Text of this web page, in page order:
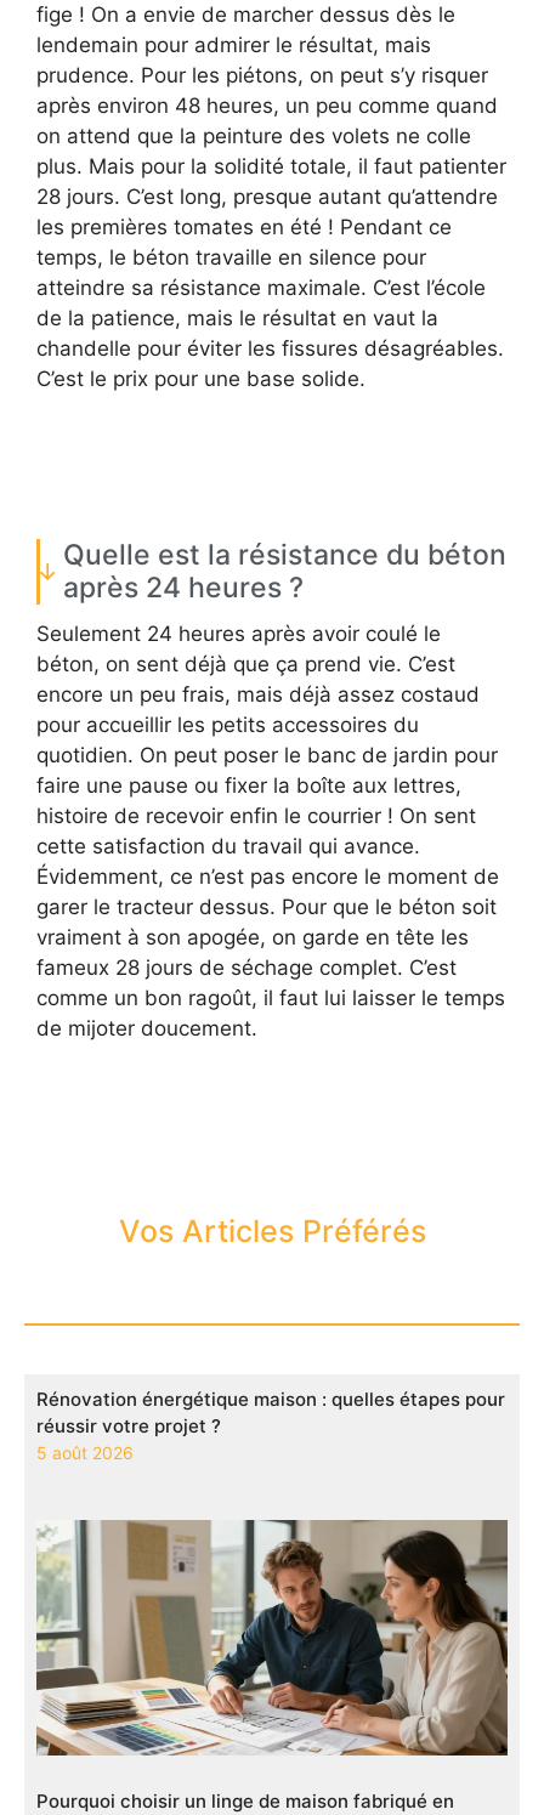
fige ! On a envie de marcher dessus dès le
lendemain pour admirer le résultat, mais
prudence. Pour les piétons, on peut s’y risquer
après environ 48 heures, un peu comme quand
on attend que la peinture des volets ne colle
plus. Mais pour la solidité totale, il faut patienter
28 jours. C’est long, presque autant qu’attendre
les premières tomates en été ! Pendant ce
temps, le béton travaille en silence pour
atteindre sa résistance maximale. C’est l’école
de la patience, mais le résultat en vaut la
chandelle pour éviter les fissures désagréables.
C’est le prix pour une base solide.
Quelle est la résistance du béton
après 24 heures ?
Seulement 24 heures après avoir coulé le
béton, on sent déjà que ça prend vie. C’est
encore un peu frais, mais déjà assez costaud
pour accueillir les petits accessoires du
quotidien. On peut poser le banc de jardin pour
faire une pause ou fixer la boîte aux lettres,
histoire de recevoir enfin le courrier ! On sent
cette satisfaction du travail qui avance.
Évidemment, ce n’est pas encore le moment de
garer le tracteur dessus. Pour que le béton soit
vraiment à son apogée, on garde en tête les
fameux 28 jours de séchage complet. C’est
comme un bon ragoût, il faut lui laisser le temps
de mijoter doucement.
Vos Articles Préférés
Rénovation énergétique maison : quelles étapes pour
réussir votre projet ?
5 août 2026
Pourquoi choisir un linge de maison fabriqué en